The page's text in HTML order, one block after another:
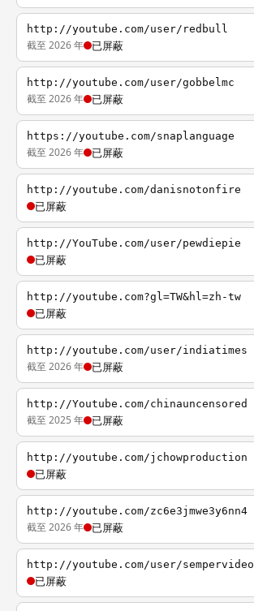
http://youtube.com/user/redbull
截至 2026 年 已屏蔽
http://youtube.com/user/gobbelmc
截至 2026 年 已屏蔽
https://youtube.com/snaplanguage
截至 2026 年 已屏蔽
http://youtube.com/danisnotonfire
已屏蔽
http://YouTube.com/user/pewdiepie
已屏蔽
http://youtube.com?gl=TW&hl=zh-tw
已屏蔽
http://youtube.com/user/indiatimes
截至 2026 年 已屏蔽
http://Youtube.com/chinauncensored
截至 2025 年 已屏蔽
http://youtube.com/jchowproduction
已屏蔽
http://youtube.com/zc6e3jmwe3y6nn4
截至 2026 年 已屏蔽
http://youtube.com/user/sempervideo
已屏蔽